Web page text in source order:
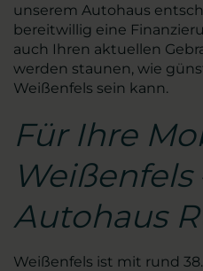
unserem Autohaus
bereitwillig eine
auch Ihren aktuellen
werden staunen, wie
Weißenfels sein kann.
Für Ihre
Weißenfels
Autohaus
Weißenfels ist mit rund